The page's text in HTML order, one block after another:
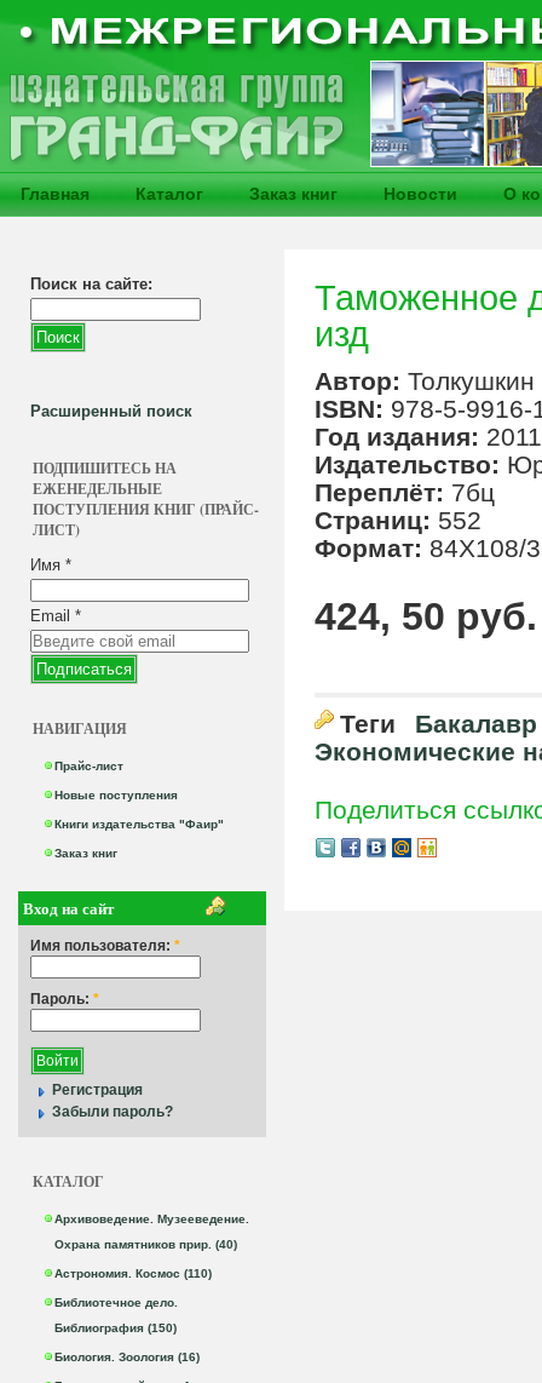
Главная Каталог Заказ книг Новости О
Поиск на сайте:
Расширенный поиск
ПОДПИШИТЕСЬ НА
ЕЖЕНЕДЕЛЬНЫЕ
ПОСТУПЛЕНИЯ КНИГ (ПРАЙС-
ЛИСТ)
Имя *
Email *
НАВИГАЦИЯ
Прайс-лист
Новые поступления
Книги издательства "Фаир"
Заказ книг
Вход на сайт
Имя пользователя: *
Пароль: *
Регистрация
Забыли пароль?
КАТАЛОГ
Архивоведение. Музееведение.
Охрана памятников прир. (40)
Астрономия. Космос (110)
Библиотечное дело.
Библиография (150)
Биология. Зоология (16)
Таможенное
изд
Автор:
ISBN: 978-5-9916-
Год издания: 2011
Издательство:
Переплёт: 7бц
Страниц: 552
Формат: 84Х108/
424, 50 руб.
Теги
Бакалавр
Экономические
Поделиться